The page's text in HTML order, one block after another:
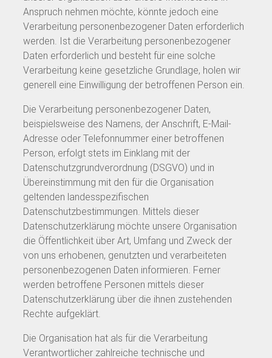
Anspruch nehmen möchte, könnte jedoch eine
Verarbeitung personenbezogener Daten erforderlich
werden. Ist die Verarbeitung personenbezogener
Daten erforderlich und besteht für eine solche
Verarbeitung keine gesetzliche Grundlage, holen wir
generell eine Einwilligung der betroffenen Person ein.
Die Verarbeitung personenbezogener Daten,
beispielsweise des Namens, der Anschrift, E-Mail-
Adresse oder Telefonnummer einer betroffenen
Person, erfolgt stets im Einklang mit der
Datenschutzgrundverordnung (DSGVO) und in
Übereinstimmung mit den für die Organisation
geltenden landesspezifischen
Datenschutzbestimmungen. Mittels dieser
Datenschutzerklärung möchte unsere Organisation
die Öffentlichkeit über Art, Umfang und Zweck der
von uns erhobenen, genutzten und verarbeiteten
personenbezogenen Daten informieren. Ferner
werden betroffene Personen mittels dieser
Datenschutzerklärung über die ihnen zustehenden
Rechte aufgeklärt.
Die Organisation hat als für die Verarbeitung
Verantwortlicher zahlreiche technische und